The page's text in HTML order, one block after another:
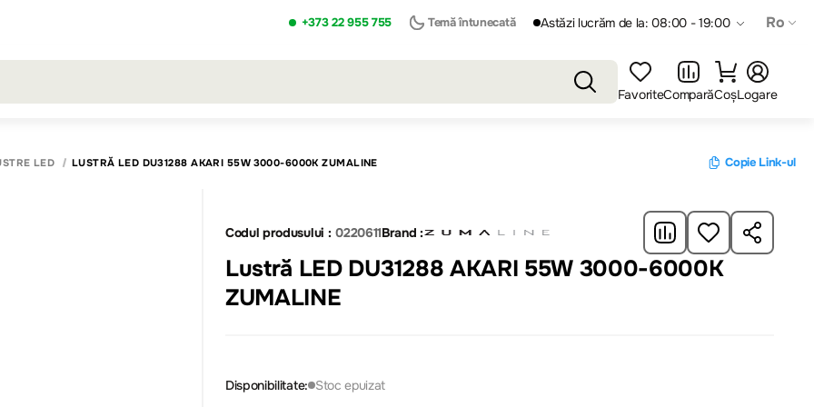
+373 22 955 755 Temă întunecată Astăzi lucrăm de la: 08:00 - 19:00 Ro
FavoriteComparăCoșLogare
LED LUSTRĂ LED DU31288 AKARI 55W 3000-6000K ZUMALINE Copie Link-ul
Codul produsului : 0220611Brand :
Lustră LED DU31288 AKARI 55W 3000-6000K
ZUMALINE
Disponibilitate: Stoc epuizat